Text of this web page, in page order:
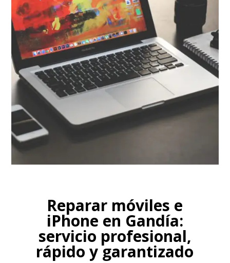
Reparar móviles e
iPhone en Gandía:
servicio profesional,
rápido y garantizado